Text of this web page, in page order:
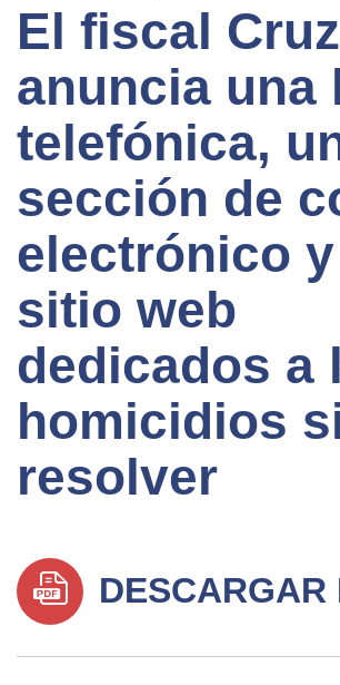
El fiscal Cruz
anuncia una
telefónica,
sección de
electrónico
sitio web
dedicados a
homicidios
resolver
DESCARGAR